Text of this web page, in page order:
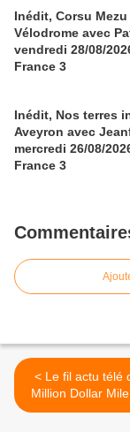
Inédit, Corsu
Vélodrome avec
vendredi 28/08/
France 3
Inédit, Nos terres
Aveyron avec
mercredi 26/08/
France 3
< Le fil actu télé du jour :
Million Dollar Mile
Pujadas, Davant,